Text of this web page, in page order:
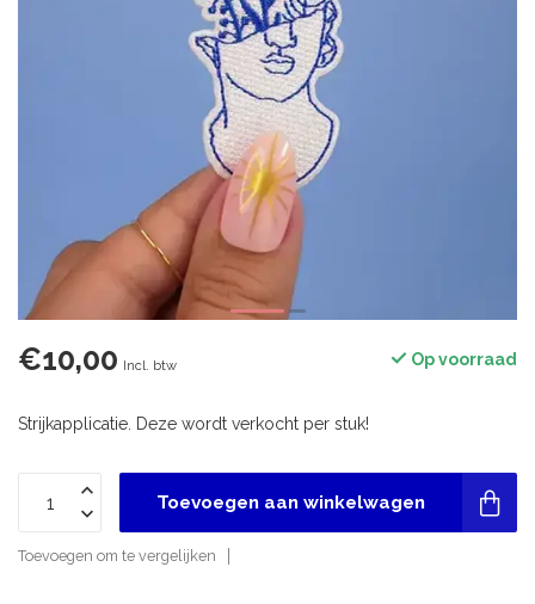
€10,00 Incl. btw Op voorraad
Strijkapplicatie. Deze wordt verkocht per stuk!
Toevoegen aan winkelwagen
Toevoegen om te vergelijken